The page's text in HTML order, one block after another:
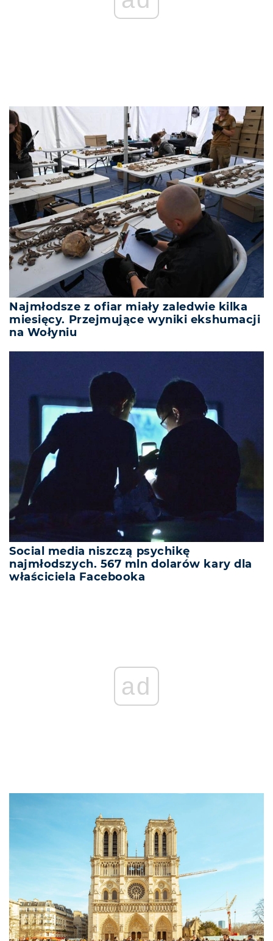
Najmłodsze z ofiar miały zaledwie kilka
miesięcy. Przejmujące wyniki ekshumacji
na Wołyniu
Social media niszczą psychikę
najmłodszych. 567 mln dolarów kary dla
właściciela Facebooka
ad